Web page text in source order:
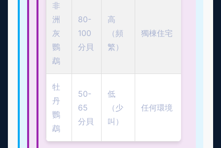
非
洲
灰
鸚
鵡
80-
100
分貝
高
（頻
繁）
獨棟住宅
牡
丹
鸚
鵡
50-
65
分貝
低
（少
叫）
任何環境